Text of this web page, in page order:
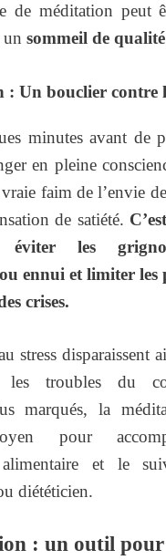
de méditation peut
sommeil de qualité
: Un bouclier contre
minutes avant de
en pleine
faim de l’envie
de satiété.
les
ennui et limiter les
crises.
stress disparaissent
troubles du
marqués, la
pour
alimentaire et le
diététicien.
: un outil pour